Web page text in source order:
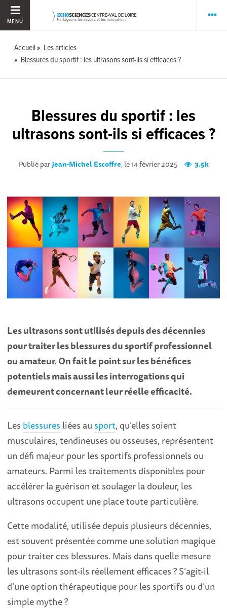
MENU
Accueil
Les articles
Blessures du sportif : les ultrasons sont-ils si efficaces ?
Blessures du sportif : les
ultrasons sont-ils si efficaces ?
Publié parJean-Michel Escoffre, le 14 février 2025 3.5k
Les ultrasons sont utilisés depuis des décennies
pour traiter les blessures du sportif professionnel
ou amateur. On fait le point sur les bénéfices
potentiels mais aussi les interrogations qui
demeurent concernant leur réelle efficacité.
Les blessures liées au sport, qu’elles soient
musculaires, tendineuses ou osseuses, représentent
un défi majeur pour les sportifs professionnels ou
amateurs. Parmi les traitements disponibles pour
accélérer la guérison et soulager la douleur, les
ultrasons occupent une place toute particulière.
Cette modalité, utilisée depuis plusieurs décennies,
est souvent présentée comme une solution magique
pour traiter ces blessures. Mais dans quelle mesure
les ultrasons sont-ils réellement efficaces ? S’agit-il
d’une option thérapeutique pour les sportifs ou d’un
simple mythe ?